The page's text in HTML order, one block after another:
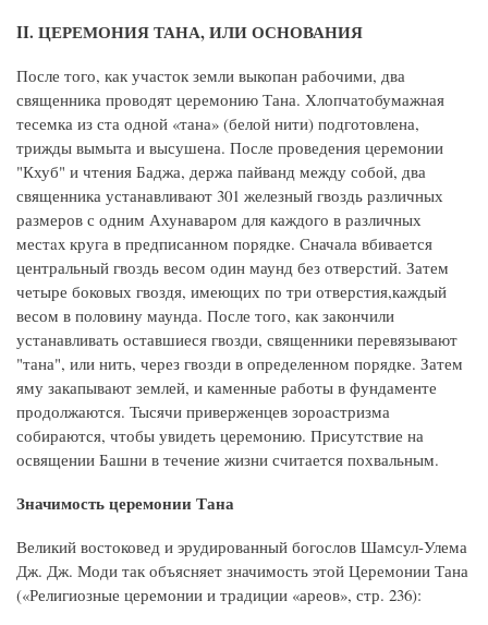
II. ЦЕРЕМОНИЯ ТАНА, ИЛИ ОСНОВАНИЯ
После того, как участок земли выкопан рабочими, два
священника проводят церемонию Тана. Хлопчатобумажная
тесемка из ста одной «тана» (белой нити) подготовлена,
трижды вымыта и высушена. После проведения церемонии
"Кхуб" и чтения Баджа, держа пайванд между собой, два
священника устанавливают 301 железный гвоздь различных
размеров с одним Ахунаваром для каждого в различных
местax круга в предписанном порядке. Сначала вбивается
центральный гвоздь весом один маунд без отверстий. Затем
четыре боковых гвоздя, имеющих по три отверстия,каждый
весом в половину маунда. После того, как закончили
устанавливать оставшиеся гвозди, священники перевязывают
"тана", или нить, через гвозди в определенном порядке. Затем
яму закапывают землей, и каменные работы в фундаменте
продолжаются. Тысячи приверженцев зороастризма
собираются, чтобы увидеть церемонию. Присутствие на
освящении Башни в течение жизни считается похвальным.
Значимость церемонии Тана
Великий востоковед и эрудированный богослов Шамсул-Улема
Дж. Дж. Моди так объясняет значимость этой Церемонии Тана
(«Религиозные церемонии и традиции «ареов», стр. 236):